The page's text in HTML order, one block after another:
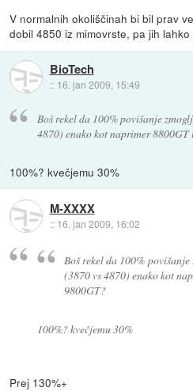
V normalnih okoliščinah bi bil prav
dobil 4850 iz mimovrste, pa jih
BioTech
:: 16. jan 2009, 15:49
Boš rekel da 100% povišanje
4870) enako kot naprimer 8800GT
100%? kvečjemu 30%
M-XXXX
:: 16. jan 2009, 16:02
Boš rekel da 100%
(3870 vs 4870) enako kot
9800GT?
100%? kvečjemu 30%
Prej 130%+